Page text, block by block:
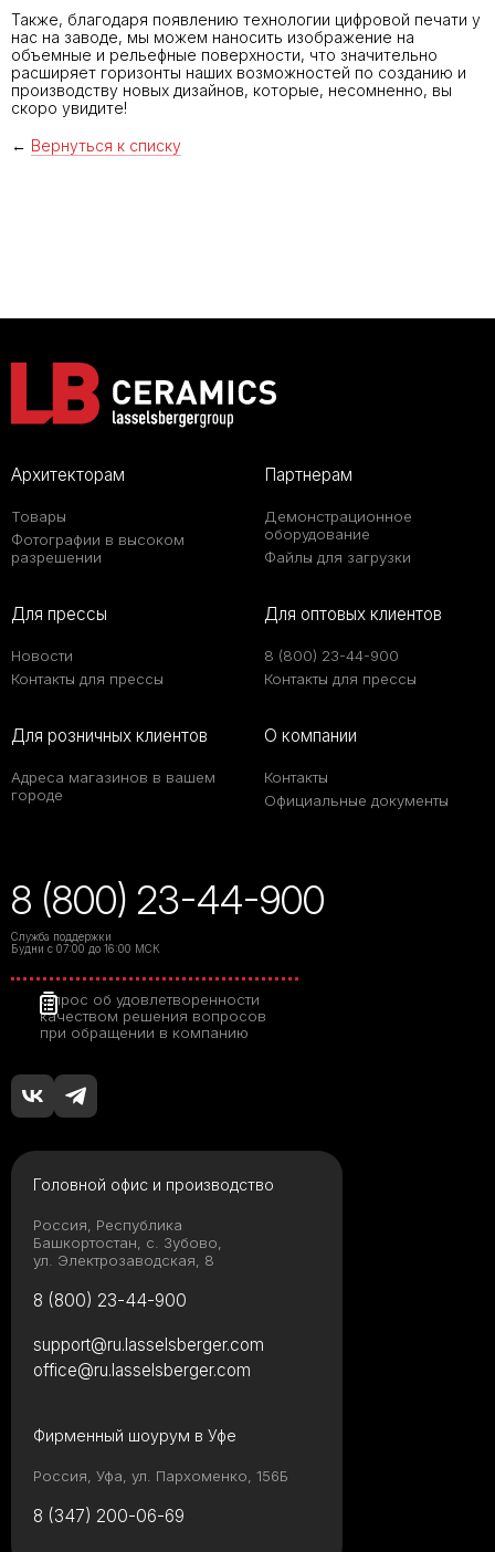
Также, благодаря появлению технологии цифровой печати у
нас на заводе, мы можем наносить изображение на
объемные и рельефные поверхности, что значительно
расширяет горизонты наших возможностей по созданию и
производству новых дизайнов, которые, несомненно, вы
скоро увидите!
← Вернуться к списку
Архитекторам
Товары
Фотографии в высоком
разрешении
Партнерам
Демонстрационное
оборудование
Файлы для загрузки
Для прессы
Новости
Контакты для прессы
Для оптовых клиентов
8 (800) 23-44-900
Контакты для прессы
Для розничных клиентов
Адреса магазинов в вашем
городе
О компании
Контакты
Официальные документы
8 (800) 23-44-900
Служба поддержки
Будни с 07:00 до 16:00 МСК
Опрос об удовлетворенности
качеством решения вопросов
при обращении в компанию
Головной офис и производство
Россия, Республика
Башкортостан, с. Зубово,
ул. Электрозаводская, 8
8 (800) 23-44-900
Фирменный шоурум в Уфе
Россия, Уфа, ул. Пархоменко, 156Б
8 (347) 200-06-69
support@ru.lasselsberger.com
office@ru.lasselsberger.com